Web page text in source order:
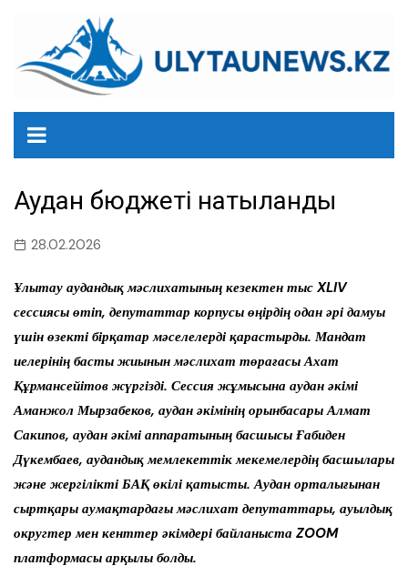
содержанию
Аудан бюджеті нақтыланды
28.02.2026
Ұлытау аудандық мәслихатының кезектен тыс XLIV
сессиясы өтіп, депутаттар корпусы өңірдің одан әрі дамуы
үшін өзекті бірқатар мәселелерді қарастырды. Мандат
иелерінің басты жиынын мәслихат төрағасы Ахат
Құрмансейітов жүргізді. Сессия жұмысына аудан әкімі
Аманжол Мырзабеков, аудан әкімінің орынбасары Алмат
Сакипов, аудан әкімі аппаратының басшысы Ғабиден
Дүкембаев, аудандық мемлекеттік мекемелердің басшылары
және жергілікті БАҚ өкілі қатысты. Аудан орталығынан
сыртқары аумақтардағы мәслихат депутаттары, ауылдық
округтер мен кенттер әкімдері байланыста ZOOM
платформасы арқылы болды.